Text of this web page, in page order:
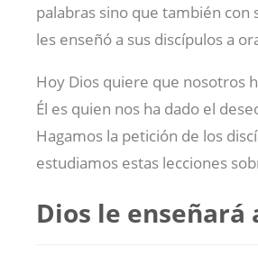
palabras sino que también con
les enseñó a sus discípulos a
Hoy Dios quiere que nosotros
Él es quien nos ha dado el
Hagamos la petición de los
estudiamos estas lecciones
Dios le enseñará